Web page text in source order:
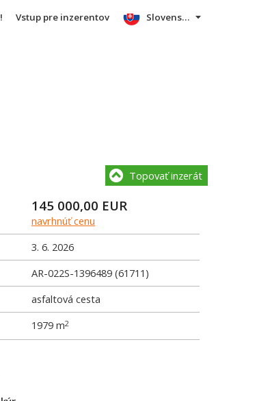
Vstup pre inzerentov Slovensky
Topovať inzerát
145 000,00 EUR
navrhnúť cenu
3. 6. 2026
AR-022S-1396489 (61711)
asfaltová cesta
1979 m2